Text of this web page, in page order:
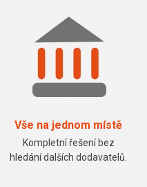
Vše na jednom místě
Kompletní řešení bez
hledání dalších dodavatelů.